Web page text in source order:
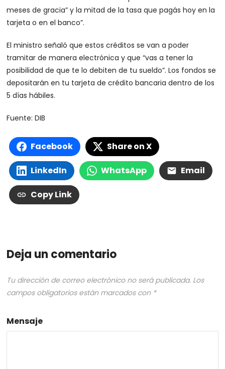
meses de gracia” y la mitad de la tasa que pagás hoy en la
tarjeta o en el banco”.
El ministro señaló que estos créditos se van a poder
tramitar de manera electrónica y que “vas a tener la
posibilidad de que te lo debiten de tu sueldo”. Los fondos se
depositarán en tu tarjeta de crédito bancaria dentro de los
5 días hábiles.
Fuente: DIB
Facebook Share on X
LinkedIn WhatsApp Email
Copy Link
Deja un comentario
Tu dirección de correo electrónico no será publicada. Los
campos obligatorios están marcados con *
Mensaje